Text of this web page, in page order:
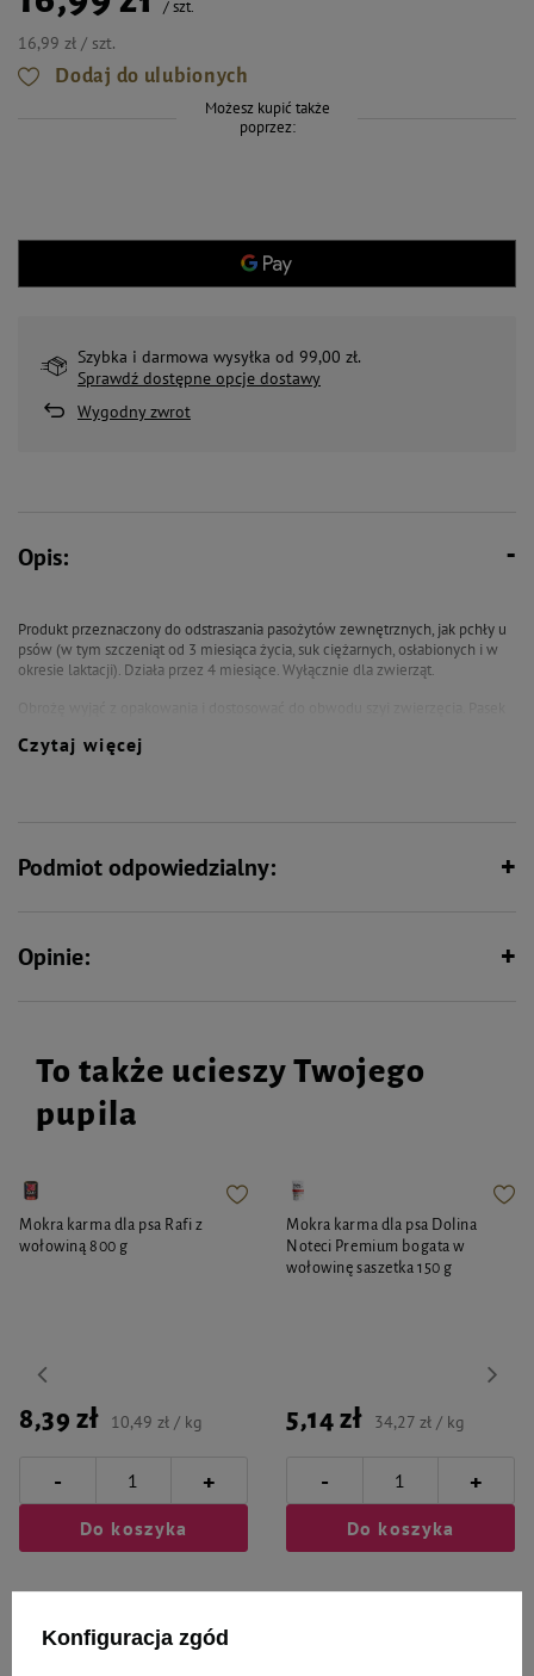
/szt.
16,99 zł / szt.
Dodaj do ulubionych
Możesz kupić także
poprzez:
Szybka i darmowa wysyłka od 99,00 zł.
Sprawdź dostępne opcje dostawy
Wygodny zwrot
Opis:
Produkt przeznaczony do odstraszania pasożytów zewnętrznych, jak pchły u
psów (w tym szczeniąt od 3 miesiąca życia, suk ciężarnych, osłabionych i w
okresie laktacji). Działa przez 4 miesiące. Wyłącznie dla zwierząt.
obwodu szyi zwierzęcia. Obroża wykazuje aktywność od momentu założenia
Czytaj więcej
Podmiot odpowiedzialny:
Opinie:
To także ucieszy Twojego
pupila
Mokra karma dla psa Rafi z
wołowiną 800 g
8,39 zł 10,49 zł / kg
- +
Do koszyka
Mokra karma dla psa Dolina
Noteci Premium bogata w
wołowinę saszetka 150 g
5,14 zł 34,27 zł / kg
- +
Do koszyka
Konfiguracja zgód